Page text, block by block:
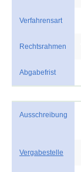
Verfahrensart
Rechtsrahmen
Abgabefrist
Ausschreibung
Vergabestelle